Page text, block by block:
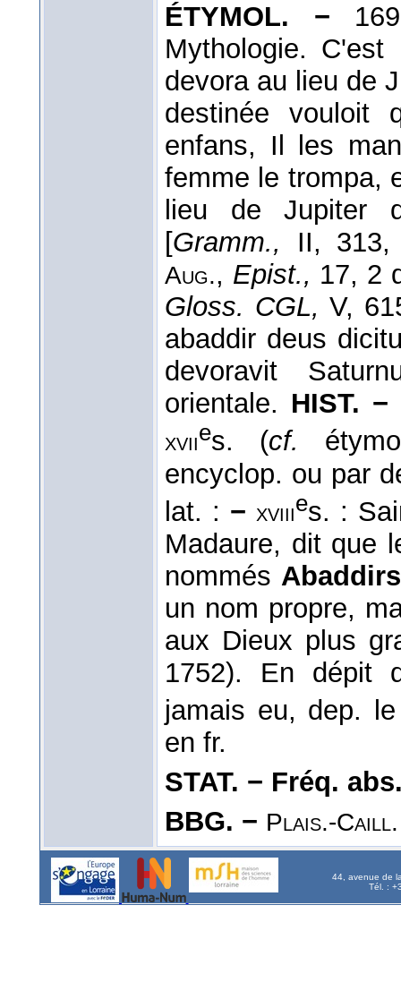
ÉTYMOL. −
Mythologie.
devora au lieu de
destinée
enfans, Il les
femme le trompa,
lieu de Jupiter
[Gramm., II,
Aug., Epist., 17, 2
Gloss. CGL, V,
abaddir deus
devoravit
orientale. HIST. −
xviies. (cf.
encyclop. ou par
lat. : − xviiies. :
Madaure, dit que
nommés
un nom propre,
aux Dieux plus
1752). En dépit
jamais eu, dep.
en fr.
STAT. − Fréq.
BBG. − Plais.-Caill.
44, avenue de
Tél. :